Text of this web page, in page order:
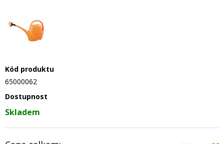
Kód produktu
65000062
Dostupnost
Skladem